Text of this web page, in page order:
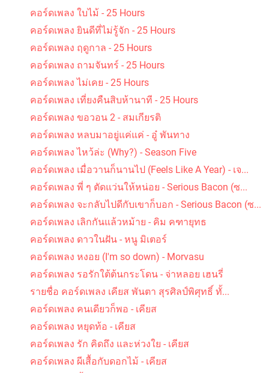
คอร์ดเพลง ใบไม้ - 25 Hours
คอร์ดเพลง ยินดีที่ไม่รู้จัก - 25 Hours
คอร์ดเพลง ฤดูกาล - 25 Hours
คอร์ดเพลง ถามจันทร์ - 25 Hours
คอร์ดเพลง ไม่เคย - 25 Hours
คอร์ดเพลง เที่ยงคืนสิบห้านาที - 25 Hours
คอร์ดเพลง ขอวอน 2 - สมเกียรติ
คอร์ดเพลง หลบมาอยู่แค่แค่ - อู๋ พันทาง
คอร์ดเพลง ไหว้ล่ะ (Why?) - Season Five
คอร์ดเพลง เมื่อวานก็นานไป (Feels Like A Year) - เจ...
คอร์ดเพลง พี่ ๆ ตัดแว่นให้หน่อย - Serious Bacon (ซ...
คอร์ดเพลง จะกลับไปดีกับเขาก็บอก - Serious Bacon (ซ...
คอร์ดเพลง เลิกกันแล้วหม้าย - คิม คฑายุทธ
คอร์ดเพลง ดาวในฝัน - หนู มิเตอร์
คอร์ดเพลง หงอย (I'm so down) - Morvasu
คอร์ดเพลง รอรักใต้ต้นกระโดน - จ่าหลอย เฮนรี่
รายชื่อ คอร์ดเพลง เคียส พันตา สุรศิลป์พิศุทธิ์ ทั้...
คอร์ดเพลง คนเดียวก็พอ - เคียส
คอร์ดเพลง หยุดท้อ - เคียส
คอร์ดเพลง รัก คิดถึง และห่วงใย - เคียส
คอร์ดเพลง ผีเสื้อกับดอกไม้ - เคียส